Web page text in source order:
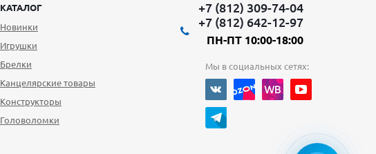
КАТАЛОГ
Новинки
Игрушки
Брелки
Канцелярские товары
Конструкторы
Головоломки
+7 (812) 309-74-04
+7 (812) 642-12-97
ПН-ПТ 10:00-18:00
Мы в социальных сетях: